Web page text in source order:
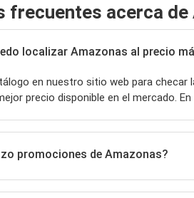
frecuentes acerca de
localizar Amazonas al precio
en nuestro sitio web para
precio disponible en el mercado.
promociones de Amazonas?